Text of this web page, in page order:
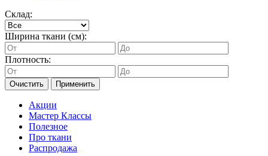
Склад:
Ширина ткани (см):
Плотность:
Очистить Применить
Акции
Мастер Классы
Полезное
Про ткани
Распродажа